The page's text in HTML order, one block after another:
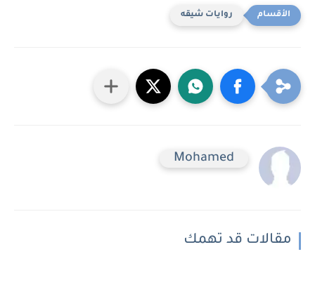
روايات شيقه
Mohamed
مقالات قد تهمك